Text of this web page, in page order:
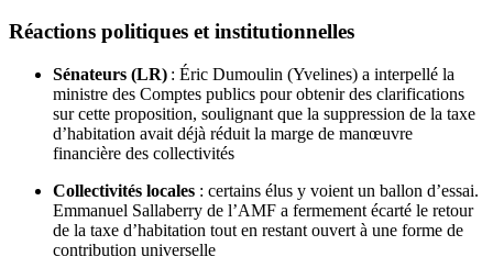
Réactions politiques et institutionnelles
Sénateurs (LR) : Éric Dumoulin (Yvelines) a interpellé la
ministre des Comptes publics pour obtenir des clarifications
sur cette proposition, soulignant que la suppression de la taxe
d’habitation avait déjà réduit la marge de manœuvre
financière des collectivités
Collectivités locales : certains élus y voient un ballon d’essai.
Emmanuel Sallaberry de l’AMF a fermement écarté le retour
de la taxe d’habitation tout en restant ouvert à une forme de
contribution universelle